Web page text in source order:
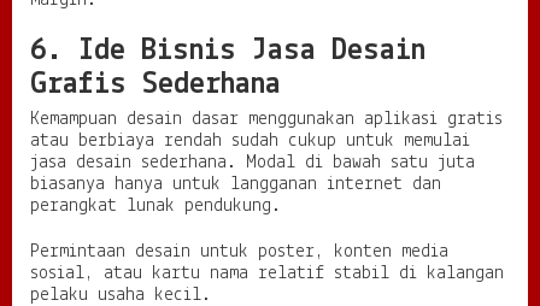
6. Ide Bisnis Jasa Desain
Grafis Sederhana
Kemampuan desain dasar menggunakan aplikasi gratis
atau berbiaya rendah sudah cukup untuk memulai
jasa desain sederhana. Modal di bawah satu juta
biasanya hanya untuk langganan internet dan
perangkat lunak pendukung.
Permintaan desain untuk poster, konten media
sosial, atau kartu nama relatif stabil di kalangan
pelaku usaha kecil.